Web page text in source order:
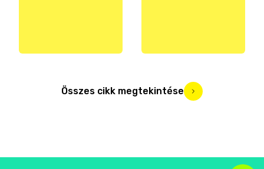
Összes cikk megtekintése